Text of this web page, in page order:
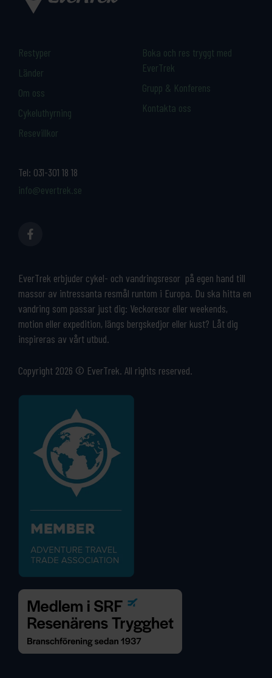
Tel: 031-301 18 18
info@evertrek.se
EverTrek erbjuder cykel- och vandringsresor på egen hand till
massor av intressanta resmål runtom i Europa. Du ska hitta en
vandring som passar just dig: Veckoresor eller weekends,
motion eller expedition, längs bergskedjor eller kust? Låt dig
inspireras av vårt utbud.
Copyright 2026 © EverTrek. All rights reserved.
Restyper
Länder
Om oss
Cykeluthyrning
Resevillkor
Boka och res tryggt med
EverTrek
Grupp & Konferens
Kontakta oss